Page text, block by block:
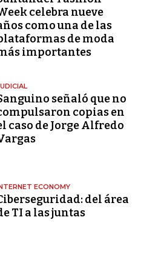
celebra nueve
como una de las
de moda
importantes
señaló que no
copias en
caso de Jorge Alfredo
ECONOMY
del área
TI a las juntas